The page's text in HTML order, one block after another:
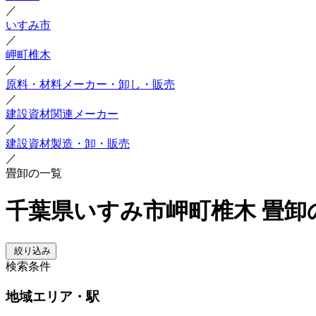
／
いすみ市
／
岬町椎木
／
原料・材料メーカー・卸し・販売
／
建設資材関連メーカー
／
建設資材製造・卸・販売
／
畳卸の一覧
千葉県いすみ市岬町椎木 畳卸
絞り込み
検索条件
地域エリア・駅